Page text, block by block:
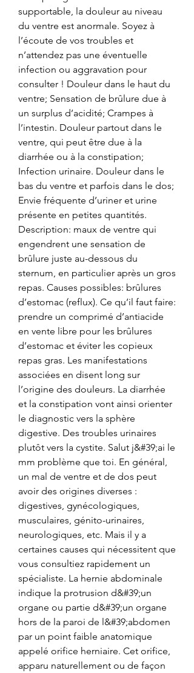
supportable, la douleur au niveau
du ventre est anormale. Soyez à
l’écoute de vos troubles et
n’attendez pas une éventuelle
infection ou aggravation pour
consulter ! Douleur dans le haut du
ventre; Sensation de brûlure due à
un surplus d’acidité; Crampes à
l’intestin. Douleur partout dans le
ventre, qui peut être due à la
diarrhée ou à la constipation;
Infection urinaire. Douleur dans le
bas du ventre et parfois dans le dos;
Envie fréquente d’uriner et urine
présente en petites quantités.
Description: maux de ventre qui
engendrent une sensation de
brûlure juste au-dessous du
sternum, en particulier après un gros
repas. Causes possibles: brûlures
d’estomac (reflux). Ce qu’il faut faire:
prendre un comprimé d’antiacide
en vente libre pour les brûlures
d’estomac et éviter les copieux
repas gras. Les manifestations
associées en disent long sur
l’origine des douleurs. La diarrhée
et la constipation vont ainsi orienter
le diagnostic vers la sphère
digestive. Des troubles urinaires
plutôt vers la cystite. Salut j&#39;ai le
mm problème que toi. En général,
un mal de ventre et de dos peut
avoir des origines diverses :
digestives, gynécologiques,
musculaires, génito-urinaires,
neurologiques, etc. Mais il y a
certaines causes qui nécessitent que
vous consultiez rapidement un
spécialiste. La hernie abdominale
indique la protrusion d&#39;un
organe ou partie d&#39;un organe
hors de la paroi de l&#39;abdomen
par un point faible anatomique
appelé orifice herniaire. Cet orifice,
apparu naturellement ou de façon